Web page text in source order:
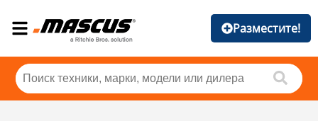
Разместите!